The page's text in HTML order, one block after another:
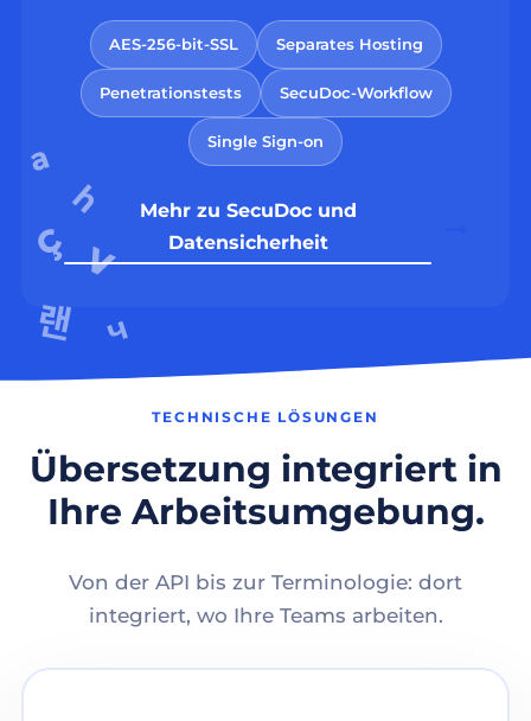
AES-256-bit-SSL Separates Hosting
Penetrationstests SecuDoc-Workflow
Single Sign-on
Mehr zu SecuDoc und
Datensicherheit
TECHNISCHE LÖSUNGEN
Übersetzung integriert in
Ihre Arbeitsumgebung.
Von der API bis zur Terminologie: dort
integriert, wo Ihre Teams arbeiten.